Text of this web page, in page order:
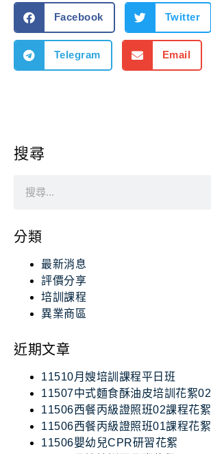
Facebook Twitter
Telegram Email
搜尋
分類
最新消息
評價分享
培訓課程
異業商區
近期文章
11510月嫂培訓課程平日班
11507中式麵食酥油皮培訓花絮02
11506西餐丙級證照班02課程花絮
11506西餐丙級證照班01課程花絮
11506嬰幼兒CPR研習花絮